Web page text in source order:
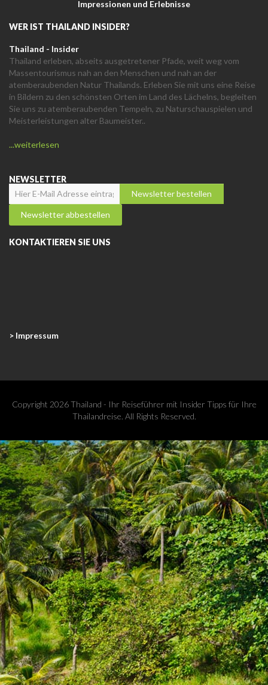
Impressionen und Erlebnisse
WER IST THAILAND INSIDER?
Thailand - Insider
Thailand erleben, abseits ausgetretener Pfade, weit weg vom
Massentourismus nah an den Menschen und nah an der
atemberaubenden Natur Thailands. Erleben Sie mit uns eine Reise
in Bildern zu den schönsten Orten im Land des Lächelns, begleiten
Sie uns zu atemberaubenden Tempeln, zu Naturschauspielen und
Meisterleistungen alter Baumeister..
...weiterlesen
NEWSLETTER
KONTAKTIEREN SIE UNS
> Impressum
Copyright 2026 Thailand - Ihr Reiseführer mit Insider Tipps für Ihre
Thailandreise. All Rights Reserved.